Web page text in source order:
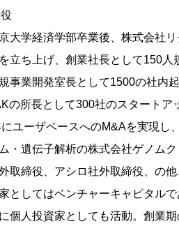
大学経済学部卒業後、株式会社
立ち上げ、創業社長として150
事業開発室長として1500の社内
の所長として300社のスタートア
ユーザベースへのM&Aを実現し
・遺伝子解析の株式会社ゲノム
取締役、アシロ社外取締役、の
としてはベンチャーキャピタル
個人投資家としても活動。創業